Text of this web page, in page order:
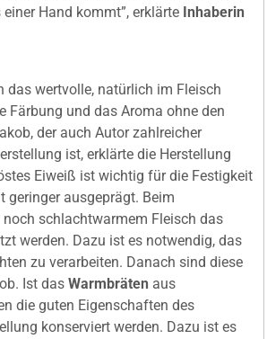
Hand kommt”, erklärte Inhaberin
das wertvolle, natürlich im Fleisch
Färbung und das Aroma ohne den
der auch Autor zahlreicher
ist, erklärte die Herstellung
Eiweiß ist wichtig für die Festigkeit
geringer ausgeprägt. Beim
schlachtwarmem Fleisch das
werden. Dazu ist es notwendig, das
zu verarbeiten. Danach sind diese
Ist das Warmbräten aus
die guten Eigenschaften des
konserviert werden. Dazu ist es